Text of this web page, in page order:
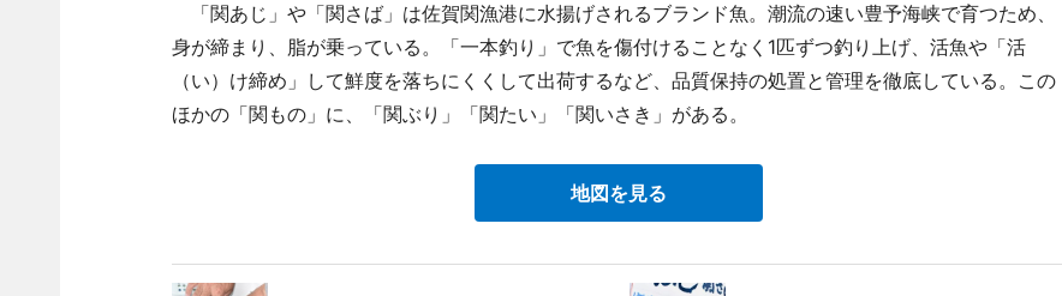
「関あじ」や「関さば」は佐賀関漁港に水揚げされるブランド魚。潮流の速い豊予海峡で育つため、
身が締まり、脂が乗っている。「一本釣り」で魚を傷付けることなく1匹ずつ釣り上げ、活魚や「活
（い）け締め」して鮮度を落ちにくくして出荷するなど、品質保持の処置と管理を徹底している。この
ほかの「関もの」に、「関ぶり」「関たい」「関いさき」がある。
地図を見る